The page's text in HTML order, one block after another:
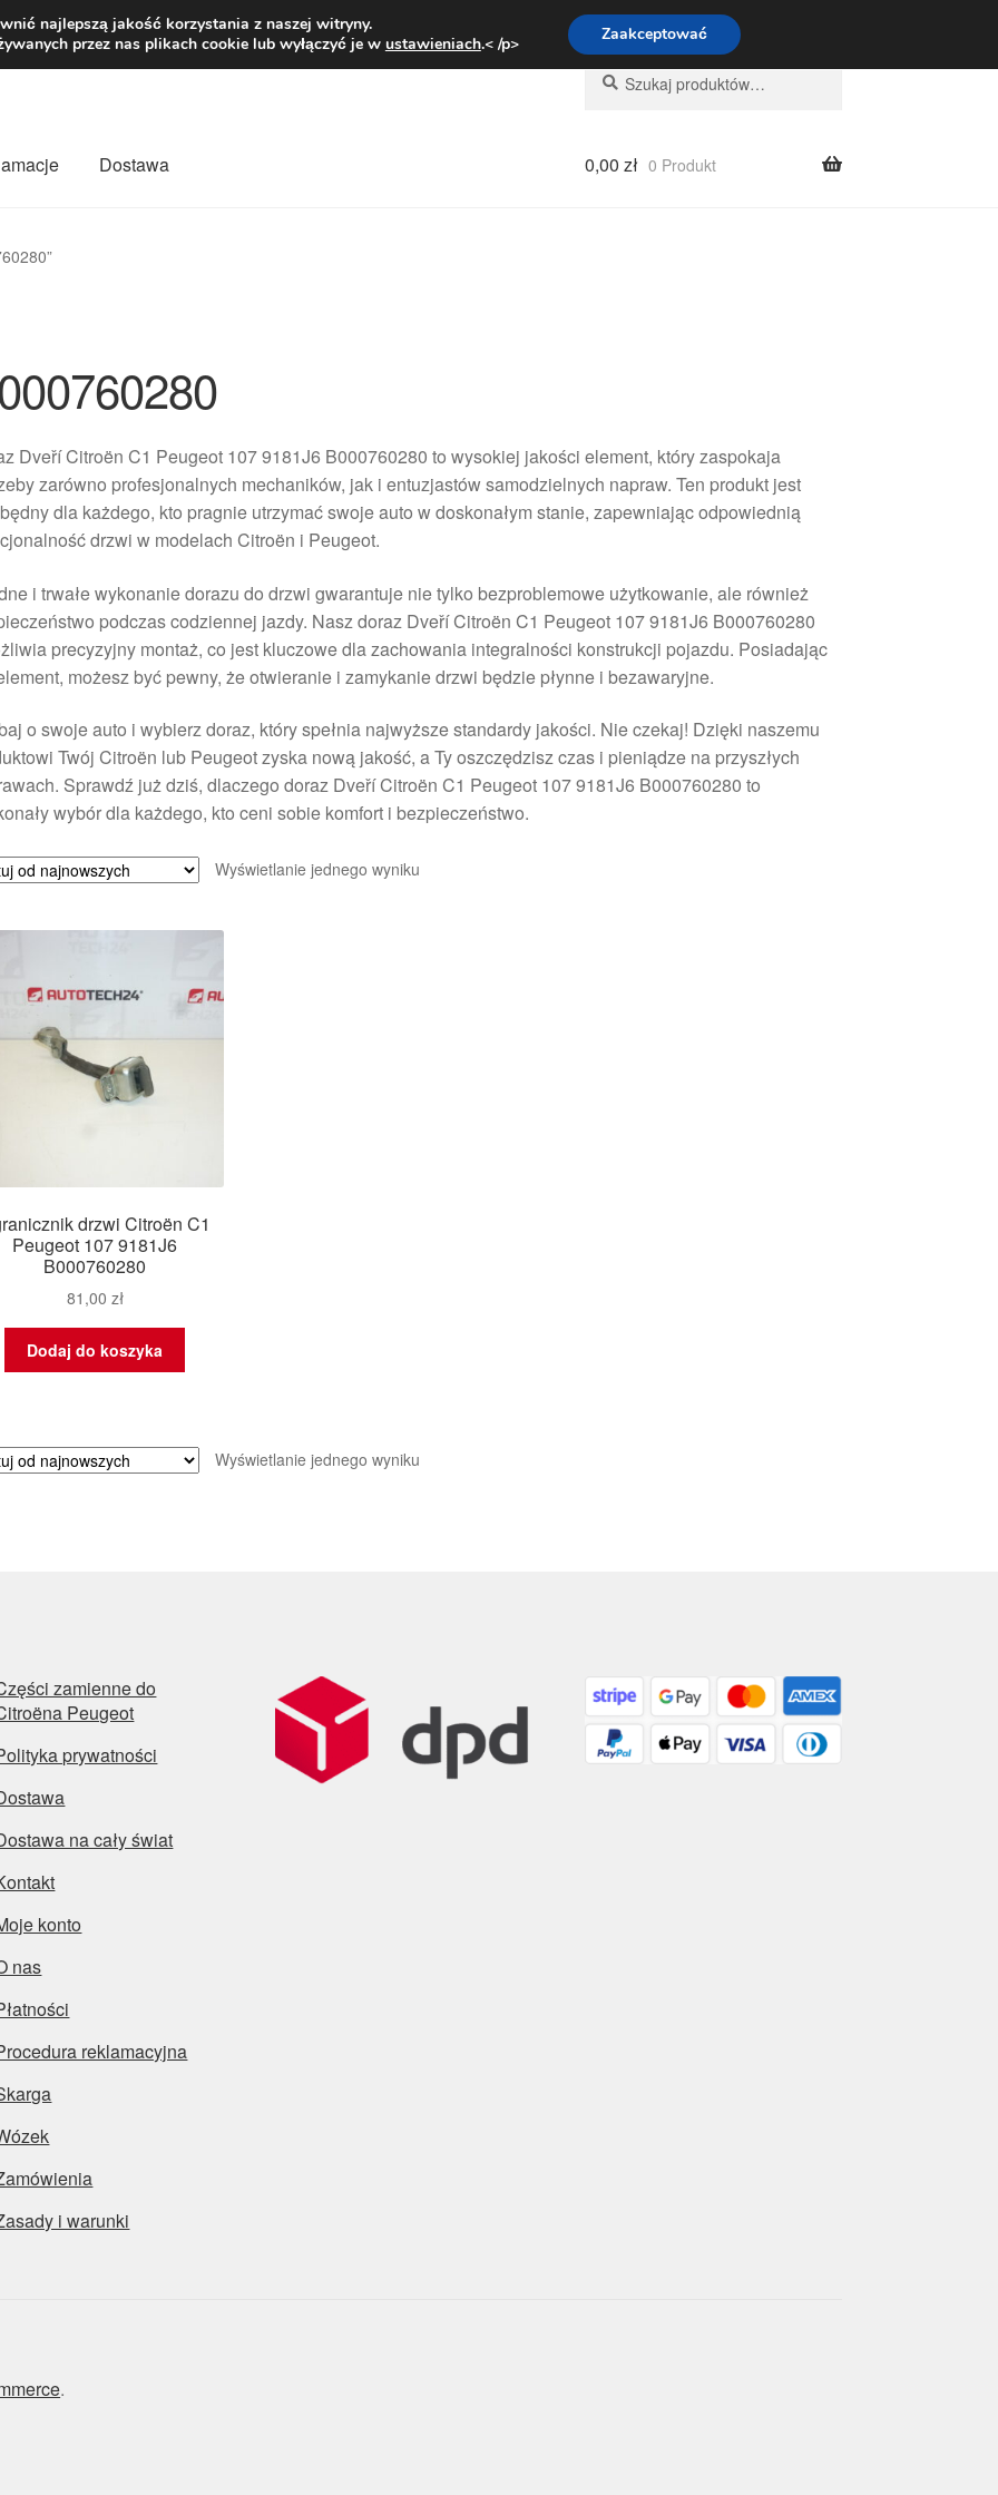
zł Pn.-pt. 9:00-16:00800 003 167
Szukaj:
Szukaj
Dostawa 0,00 zł 0 Produkt
Dveří Citroën C1 Peugeot 107 9181J6 B000760280 to wysokiej jakości element, który zaspokaja
zarówno profesjonalnych mechaników, jak i entuzjastów samodzielnych napraw. Ten produkt jest
dla każdego, kto pragnie utrzymać swoje auto w doskonałym stanie, zapewniając odpowiednią
drzwi w modelach Citroën i Peugeot.
i trwałe wykonanie dorazu do drzwi gwarantuje nie tylko bezproblemowe użytkowanie, ale również
podczas codziennej jazdy. Nasz doraz Dveří Citroën C1 Peugeot 107 9181J6 B000760280
precyzyjny montaż, co jest kluczowe dla zachowania integralności konstrukcji pojazdu. Posiadając
możesz być pewny, że otwieranie i zamykanie drzwi będzie płynne i bezawaryjne.
o swoje auto i wybierz doraz, który spełnia najwyższe standardy jakości. Nie czekaj! Dzięki naszemu
Twój Citroën lub Peugeot zyska nową jakość, a Ty oszczędzisz czas i pieniądze na przyszłych
Sprawdź już dziś, dlaczego doraz Dveří Citroën C1 Peugeot 107 9181J6 B000760280 to
wybór dla każdego, kto ceni sobie komfort i bezpieczeństwo.
Wyświetlanie jednego wyniku
drzwi Citroën C1
Peugeot 107 9181J6
B000760280
81,00 zł
Dodaj do koszyka
Wyświetlanie jednego wyniku
zamienne do
Peugeot
prywatności
na cały świat
konto
nas
reklamacyjna
i warunki
.
najlepszą jakość korzystania z naszej witryny.
przez nas plikach cookie lub wyłączyć je w ustawieniach.< /p> Zaakceptować